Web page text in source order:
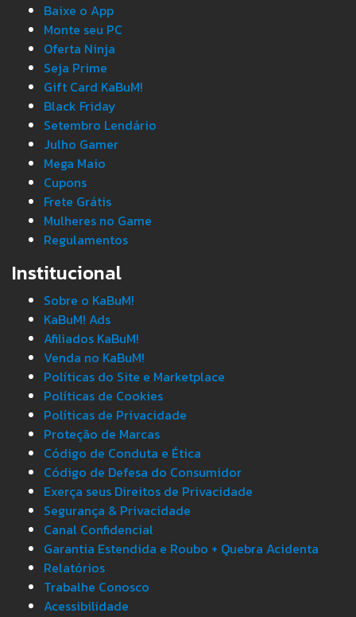
Baixe o App
Monte seu PC
Oferta Ninja
Seja Prime
Gift Card KaBuM!
Black Friday
Setembro Lendário
Julho Gamer
Mega Maio
Cupons
Frete Grátis
Mulheres no Game
Regulamentos
Institucional
Sobre o KaBuM!
KaBuM! Ads
Afiliados KaBuM!
Venda no KaBuM!
Políticas do Site e Marketplace
Políticas de Cookies
Políticas de Privacidade
Proteção de Marcas
Código de Conduta e Ética
Código de Defesa do Consumidor
Exerça seus Direitos de Privacidade
Segurança & Privacidade
Canal Confidencial
Garantia Estendida e Roubo + Quebra Acidenta
Relatórios
Trabalhe Conosco
Acessibilidade